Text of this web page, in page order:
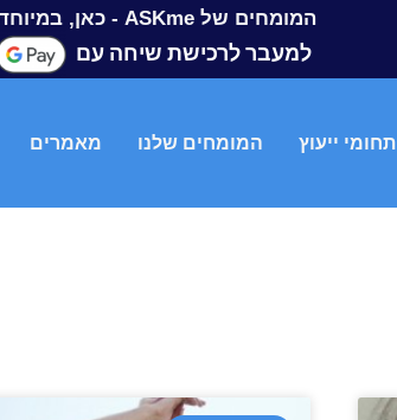
המומחים של ASKme - כאן, במיוחד בשבילך
למעבר לרכישת שיחה עם
תחומי ייעוץ המומחים שלנו מאמרים